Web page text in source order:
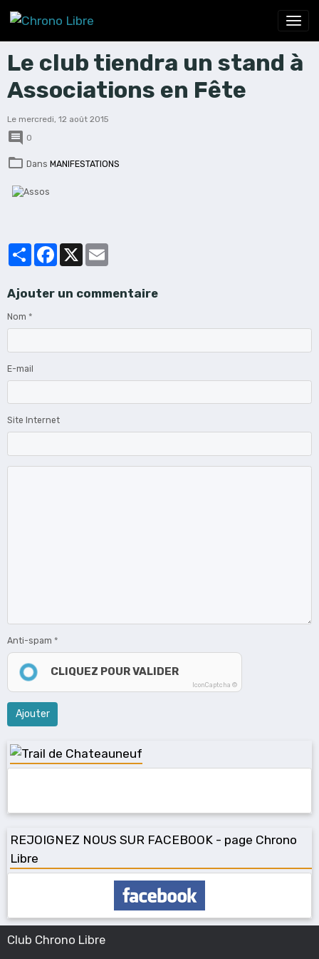
Le club tiendra un stand à
Associations en Fête
Le mercredi, 12 août 2015
0
Dans MANIFESTATIONS
PartagerFacebook
Ajouter un commentaire
Nom
E-mail
Site Internet
Anti-spam
CLIQUEZ POUR VALIDER
IconCaptcha ©
Ajouter
REJOIGNEZ NOUS SUR FACEBOOK - page Chrono
Libre
Club Chrono Libre